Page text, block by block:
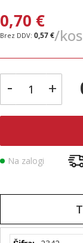
0,70 €
0,57 €/kos
- +
Na zalogi
Tehnične